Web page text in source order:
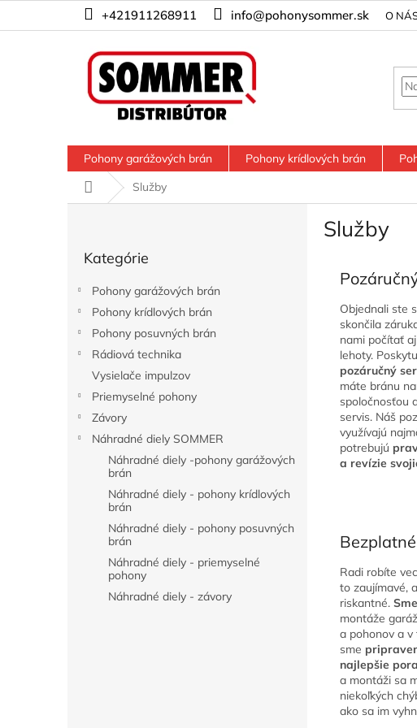
+421911268911 info@pohonysommer.sk O
Pohony garážových brán Pohony krídlových brán
DomovSlužby
kategórie
Kategórie
Pohony garážových brán
Pohony krídlových brán
Pohony posuvných brán
Rádiová technika
Vysielače impulzov
Priemyselné pohony
Závory
Náhradné diely SOMMER
Náhradné diely -pohony garážových
brán
Náhradné diely - pohony krídlových
brán
Náhradné diely - pohony posuvných
brán
Náhradné diely - priemyselné
pohony
Náhradné diely - závory
Služby
Objednali ste
skončila
nami počítať
lehoty.
pozáručný
máte bránu
spoločnosťou
servis. Náš
využívajú
potrebujú
a revízie
Radi robíte
to zaujímavé,
riskantné.
montáže
a pohonov a
sme
najlepšie
a montáži sa
niekoľkých
ako sa im